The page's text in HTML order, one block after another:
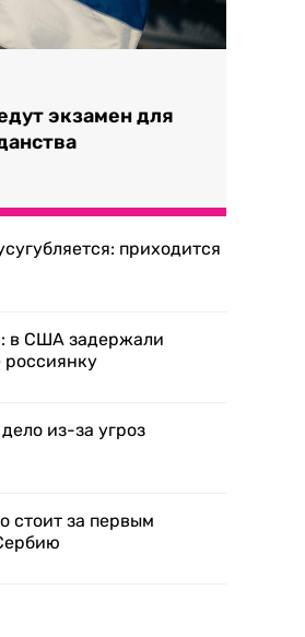
экзамен для
приходится
в США задержали
из-за угроз
стоит за первым